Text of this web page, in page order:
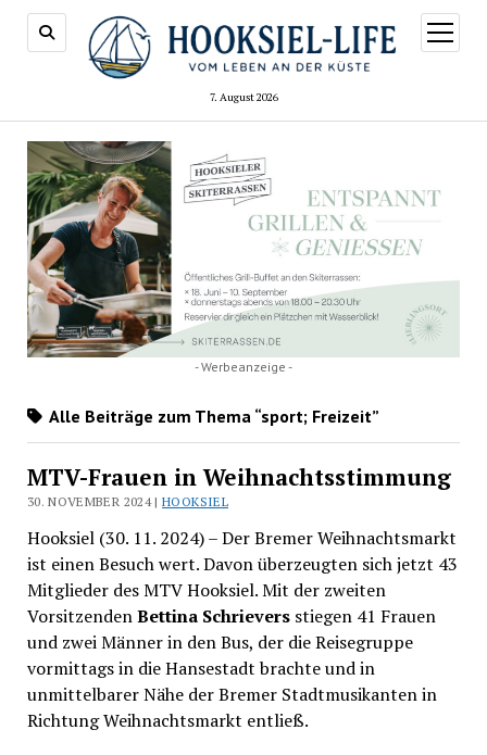
7. August 2026
Menü
öffnen
- Werbeanzeige -
Alle Beiträge zum Thema “sport; Freizeit”
MTV-Frauen in Weihnachtsstimmung
30. NOVEMBER 2024 |HOOKSIEL
Hooksiel (30. 11. 2024) – Der Bremer Weihnachtsmarkt
ist einen Besuch wert. Davon überzeugten sich jetzt 43
Mitglieder des MTV Hooksiel. Mit der zweiten
VorsitzendenBettina Schrievers stiegen 41 Frauen
und zwei Männer in den Bus, der die Reisegruppe
vormittags in die Hansestadt brachte und in
unmittelbarer Nähe der Bremer Stadtmusikanten in
Richtung Weihnachtsmarkt entließ.